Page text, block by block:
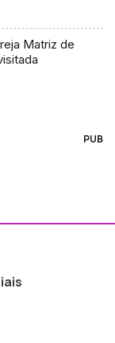
Matriz de
PUB
ao